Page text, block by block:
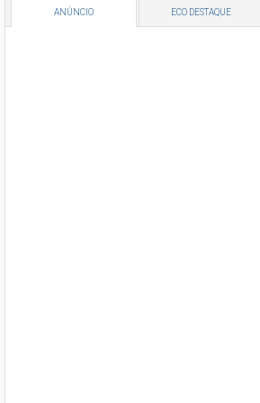
ANÚNCIO ECO DESTAQUE